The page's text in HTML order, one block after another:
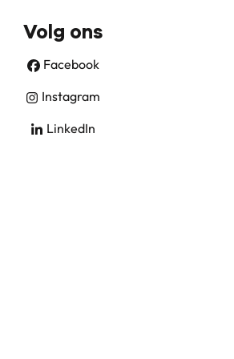
Volg ons
Facebook
Instagram
LinkedIn